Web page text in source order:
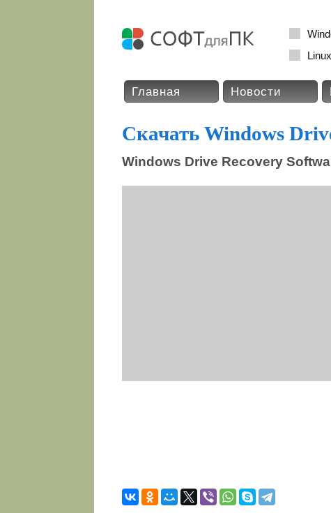
Linux
Главная Новости
Скачать Windows
Windows Drive Recovery